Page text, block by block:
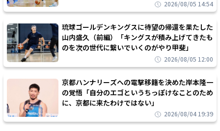
2026/08/05 14:54
琉球ゴールデンキングスに待望の帰還を果たした
山内盛久（前編）「キングスが積み上げてきたも
のを次の世代に繋いでいくのがやり甲斐」
2026/08/05 12:00
京都ハンナリーズへの電撃移籍を決めた岸本隆一
の覚悟「自分のエゴというちっぽけなことのため
に、京都に来たわけではない」
2026/08/04 19:39